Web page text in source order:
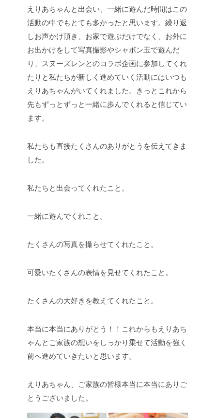
えりあちゃんと出会い、一緒に遊んだ時間はこの
活動の中でもとても多かったと思います。繰り返
しお声かけ頂き、お家で遊ぶだけでなく、お外に
お出かけをして写真撮影やシャボン玉で遊んだ
り、スヌーズレンとのコラボ企画に参加してくれ
たりと私たちが新しく進めていく活動にはいつも
えりあちゃんがいてくれました。きっとこれから
先もずっとずっと一緒に歩んでくれると信じてい
ます。
私たちも直接たくさんのありがとうを伝えてきま
した。
私たちと出会ってくれたこと。
一緒に遊んでくれこと。
たくさんの写真を撮らせてくれたこと。
可愛いたくさんの表情を見せてくれたこと。
たくさんの大好きを教えてくれたこと。
本当に本当にありがとう！！これからもえりあち
ゃんとご家族の想いをしっかり乗せて活動を強く
前へ進めていきたいと思います。
えりあちゃん、ご家族の皆様本当に本当にありご
とうございました。